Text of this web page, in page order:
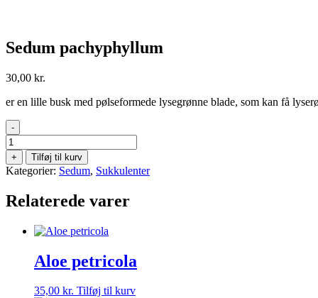
Sedum pachyphyllum
30,00 kr.
er en lille busk med pølseformede lysegrønne blade, som kan få
-
Sedum
pachyphyllum
antal
+ Tilføj til kurv
Kategorier: Sedum, Sukkulenter
Relaterede varer
Aloe petricola
35,00 kr. Tilføj til kurv